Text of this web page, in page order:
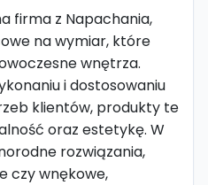
firma z Napachania,
na wymiar, które
wnętrza.
i dostosowaniu
klientów, produkty te
oraz estetykę. W
rozwiązania,
czy wnękowe,